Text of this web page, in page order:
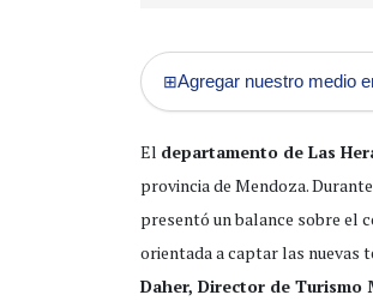
⊞Agregar nuestro medio
El departamento de Las
provincia de Mendoza.
presentó un balance sobre el
orientada a captar las nuevas
Daher, Director de Turismo